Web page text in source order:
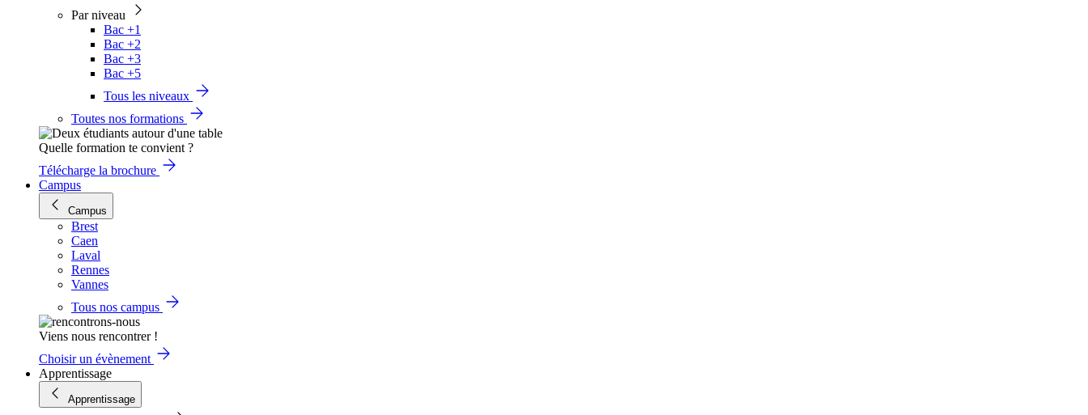
Par niveau
Bac +1
Bac +2
Bac +3
Bac +5
Tous les niveaux
Toutes nos formations
Quelle formation te convient ?
Télécharge la brochure
Campus
Campus
Brest
Caen
Laval
Rennes
Vannes
Tous nos campus
Viens nous rencontrer !
Choisir un évènement
Apprentissage
Apprentissage